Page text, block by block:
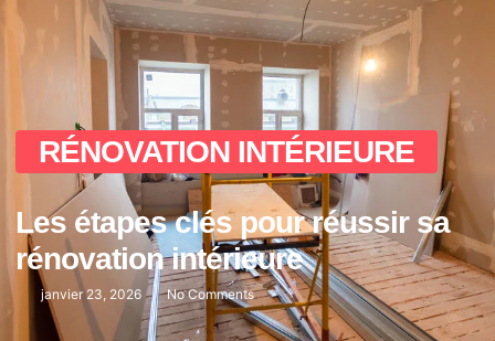
RÉNOVATION INTÉRIEURE
Les étapes clés pour réussir sa
rénovation intérieure
janvier 23, 2026 No Comments